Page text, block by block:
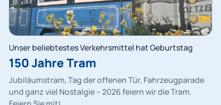
Unser beliebtestes Verkehrsmittel hat Geburtstag
150 Jahre Tram
Jubiläumstram, Tag der offenen Tür, Fahrzeugparade
und ganz viel Nostalgie – 2026 feiern wir die Tram.